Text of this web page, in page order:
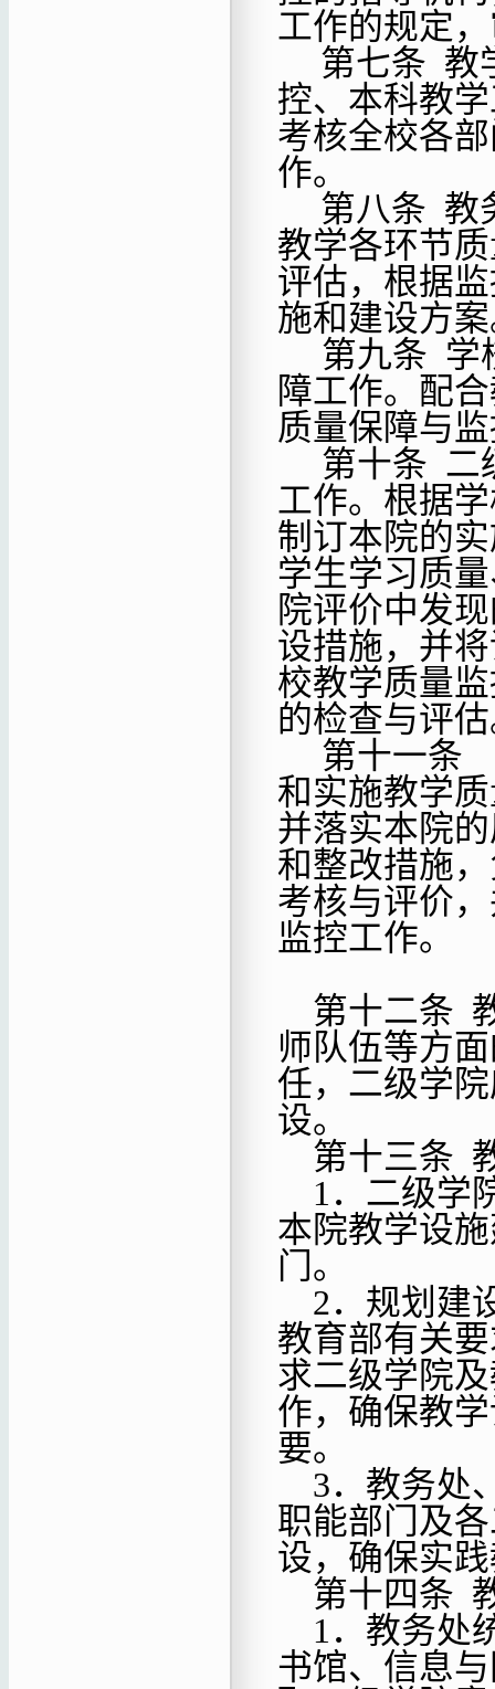
工作的规定
第七条 教
控、本科教
考核全校各
作。
第八条 教
教学各环节
评估，根据
施和建设方
第九条 学
障工作。配
质量保障与
第十条 二
工作。 根据
制订本院的
学生学习质
院评价中发
设措施，并
校教学质量
的检查与评
第十一条
和实施教学
并落实本院
和整改措施，
考核与评价
监控工作。
第十二条
师队伍等方
任，二级学
设。
第十三条
1．二级学
本院教学设
门。
2．规划建
教育部有关
求二级学院
作，确保教
要。
3．教务处
职能部门及
设，确保实
第十四条
1．教务处
书馆、 信息